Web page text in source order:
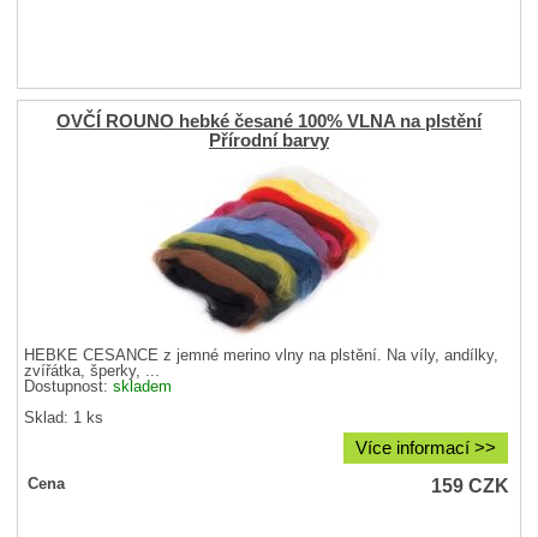
OVČÍ ROUNO hebké česané 100% VLNA na plstění
Přírodní barvy
HEBKÉ ČESANCE z jemné merino vlny na plstění. Na víly, andílky,
zvířátka, šperky, ...
Dostupnost:skladem
Sklad: 1 ks
Více informací >>
Cena 159CZK